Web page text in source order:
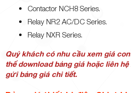
Contactor NCH8 Series.
Relay NR2 AC/DC Series.
Relay NXR Series.
Quý khách có nhu cầu xem giá
thể download bảng giá hoặc liên
gửi bảng giá chi tiết.